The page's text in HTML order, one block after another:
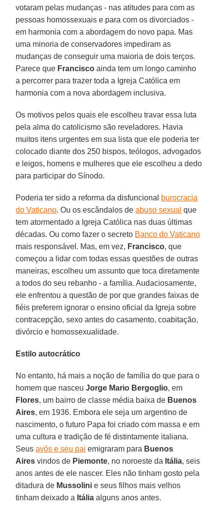
votaram pelas mudanças - nas atitudes para com as
pessoas homossexuais e para com os divorciados -
em harmonia com a abordagem do novo papa. Mas
uma minoria de conservadores impediram as
mudanças de conseguir uma maioria de dois terços.
Parece que Francisco ainda tem um longo caminho
a percorrer para trazer toda a Igreja Católica em
harmonia com a nova abordagem inclusiva.
Os motivos pelos quais ele escolheu travar essa luta
pela alma do catolicismo são reveladores. Havia
muitos itens urgentes em sua lista que ele poderia ter
colocado diante dos 250 bispos, teólogos, advogados
e leigos, homens e mulheres que ele escolheu a dedo
para participar do Sínodo.
Poderia ter sido a reforma da disfuncional burocracia
do Vaticano. Ou os escândalos deabuso sexual que
tem atormentado a Igreja Católica nas duas últimas
décadas. Ou como fazer o secreto Banco do Vaticano
mais responsável. Mas, em vez, Francisco, que
começou a lidar com todas essas questões de outras
maneiras, escolheu um assunto que toca diretamente
a todos do seu rebanho - a família. Audaciosamente,
ele enfrentou a questão de por que grandes faixas de
fiéis preferem ignorar o ensino oficial da Igreja sobre
contracepção, sexo antes do casamento, coabitação,
divórcio e homossexualidade.
Estilo autocrático
No entanto, há mais a noção de família do que para o
homem que nasceuJorge Mario Bergoglio, em
Flores, um bairro de classe média baixa de Buenos
Aires, em 1936. Embora ele seja um argentino de
nascimento, o futuro Papa foi criado com massa e em
uma cultura e tradição de fé distintamente italiana.
Seusavós e seu pai emigraram para Buenos
Aires vindos de Piemonte, no noroeste da Itália, seis
anos antes de ele nascer. Eles não tinham gosto pela
ditadura de Mussolini e seus filhos mais velhos
tinham deixado a Itália alguns anos antes.